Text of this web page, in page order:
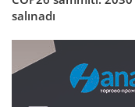
salınadı